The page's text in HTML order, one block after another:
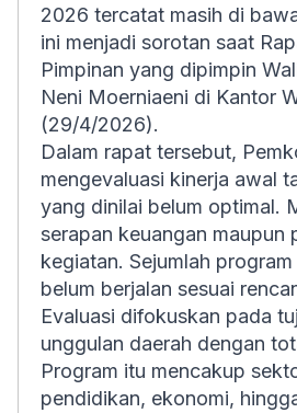
2026 tercatat masih di
ini menjadi sorotan saat
Pimpinan yang dipimpin
Neni Moerniaeni di Kantor
(29/4/2026).
Dalam rapat tersebut,
mengevaluasi kinerja awal
yang dinilai belum optimal.
serapan keuangan maupun
kegiatan. Sejumlah
belum berjalan sesuai
Evaluasi difokuskan pada
unggulan daerah dengan
Program itu mencakup
pendidikan, ekonomi,